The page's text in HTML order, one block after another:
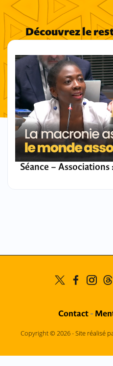
Découvrez le
Séance –
Contact -
Copyright © 2026 -Site réalisé